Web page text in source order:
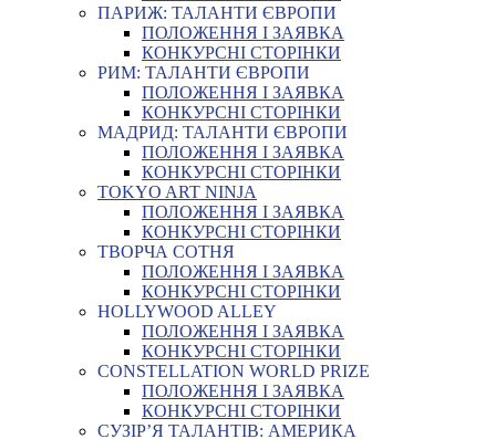
ПАРИЖ: ТАЛАНТИ ЄВРОПИ
ПОЛОЖЕННЯ І ЗАЯВКА
КОНКУРСНІ СТОРІНКИ
РИМ: ТАЛАНТИ ЄВРОПИ
ПОЛОЖЕННЯ І ЗАЯВКА
КОНКУРСНІ СТОРІНКИ
МАДРИД: ТАЛАНТИ ЄВРОПИ
ПОЛОЖЕННЯ І ЗАЯВКА
КОНКУРСНІ СТОРІНКИ
TOKYO ART NINJA
ПОЛОЖЕННЯ І ЗАЯВКА
КОНКУРСНІ СТОРІНКИ
ТВОРЧА СОТНЯ
ПОЛОЖЕННЯ І ЗАЯВКА
КОНКУРСНІ СТОРІНКИ
HOLLYWOOD ALLEY
ПОЛОЖЕННЯ І ЗАЯВКА
КОНКУРСНІ СТОРІНКИ
CONSTELLATION WORLD PRIZE
ПОЛОЖЕННЯ І ЗАЯВКА
КОНКУРСНІ СТОРІНКИ
СУЗІР’Я ТАЛАНТІВ: АМЕРИКА